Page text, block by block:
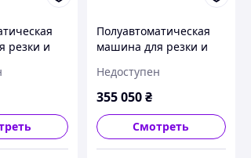
резки и
Полуавтоматическая
машина для резки и
SSA500Z
Недоступен
355 050₴
Смотреть